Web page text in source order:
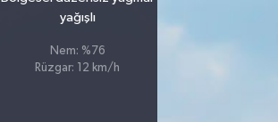
yağışlı
Nem: %76
Rüzgar: 12 km/h